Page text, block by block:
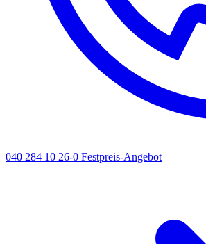
040 284 10 26-0 Festpreis-Angebot